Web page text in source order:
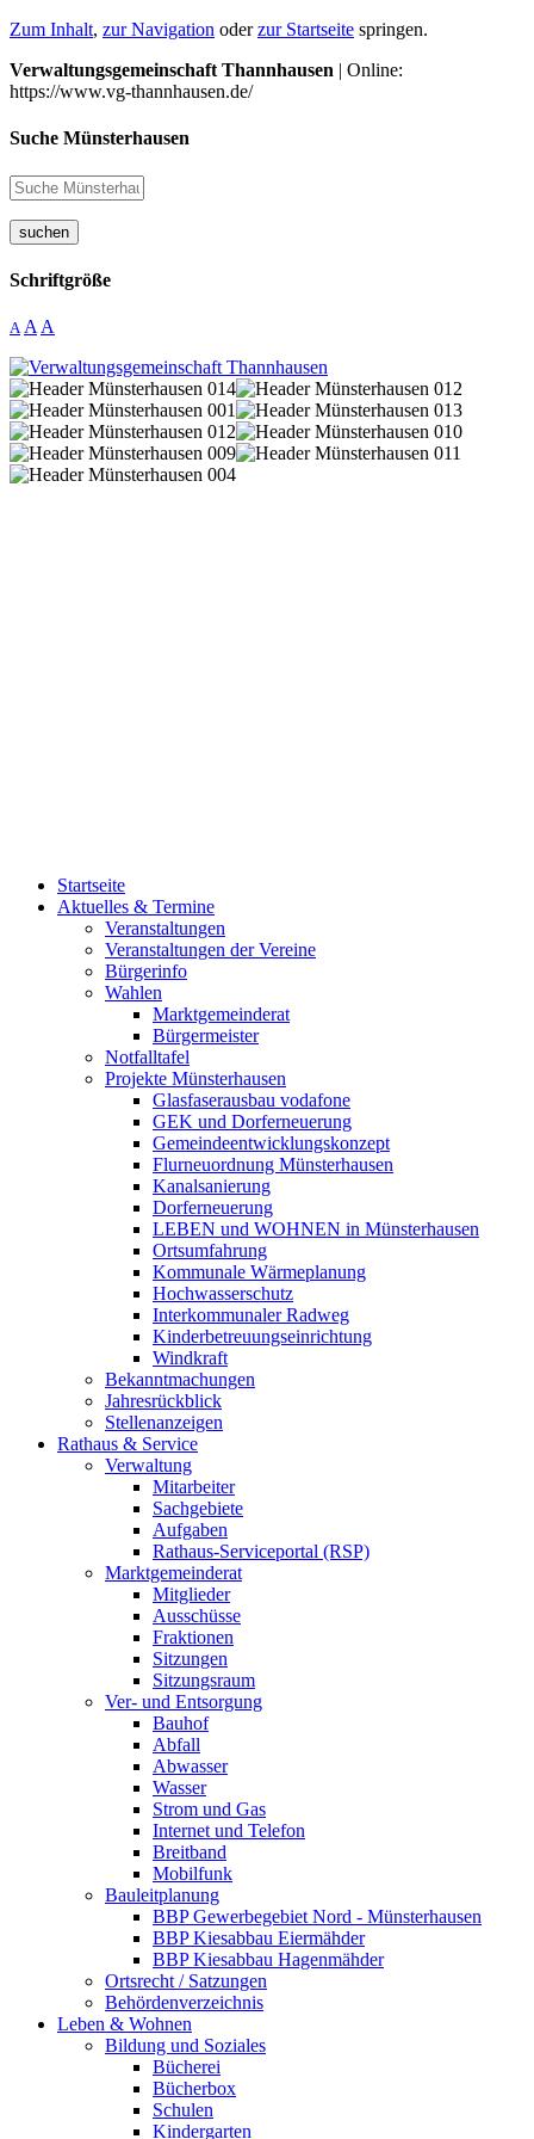
Zum Inhalt, zur Navigation oderzur Startseite springen.
Verwaltungsgemeinschaft Thannhausen | Online:
https://www.vg-thannhausen.de/
Suche Münsterhausen
suchen
Schriftgröße
A A A
Startseite
Aktuelles & Termine
Veranstaltungen
Veranstaltungen der Vereine
Bürgerinfo
Wahlen
Marktgemeinderat
Bürgermeister
Notfalltafel
Projekte Münsterhausen
Glasfaserausbau vodafone
GEK und Dorferneuerung
Gemeindeentwicklungskonzept
Flurneuordnung Münsterhausen
Kanalsanierung
Dorferneuerung
LEBEN und WOHNEN in Münsterhausen
Ortsumfahrung
Kommunale Wärmeplanung
Hochwasserschutz
Interkommunaler Radweg
Kinderbetreuungseinrichtung
Windkraft
Bekanntmachungen
Jahresrückblick
Stellenanzeigen
Rathaus & Service
Verwaltung
Mitarbeiter
Sachgebiete
Aufgaben
Rathaus-Serviceportal (RSP)
Marktgemeinderat
Mitglieder
Ausschüsse
Fraktionen
Sitzungen
Sitzungsraum
Ver- und Entsorgung
Bauhof
Abfall
Abwasser
Wasser
Strom und Gas
Internet und Telefon
Breitband
Mobilfunk
Bauleitplanung
BBP Gewerbegebiet Nord - Münsterhausen
BBP Kiesabbau Eiermähder
BBP Kiesabbau Hagenmähder
Ortsrecht / Satzungen
Behördenverzeichnis
Leben & Wohnen
Bildung und Soziales
Bücherei
Bücherbox
Schulen
Kindergarten